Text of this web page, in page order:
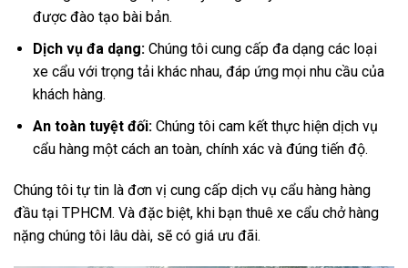
được đào tạo bài bản.
Dịch vụ đa dạng:Chúng tôi cung cấp đa dạng các loại
xe cẩu với trọng tải khác nhau, đáp ứng mọi nhu cầu của
khách hàng.
An toàn tuyệt đối: Chúng tôi cam kết thực hiện dịch vụ
cẩu hàng một cách an toàn, chính xác và đúng tiến độ.
Chúng tôi tự tin là đơn vị cung cấp dịch vụ cẩu hàng hàng
đầu tại TPHCM. Và đặc biệt, khi bạn thuê xe cẩu chở hàng
nặng chúng tôi lâu dài, sẽ có giá ưu đãi.